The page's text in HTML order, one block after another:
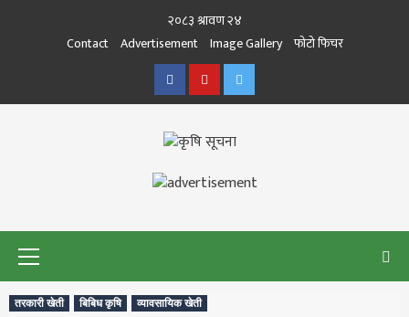
२०८३ श्रावण २४
Contact Advertisement Image Gallery फोटो फिचर
FacebookYoutubeTwitter
कृषि सूचना
KRISHISUCHANA
तरकारी खेती बिबिध कृषि व्यावसायिक खेती